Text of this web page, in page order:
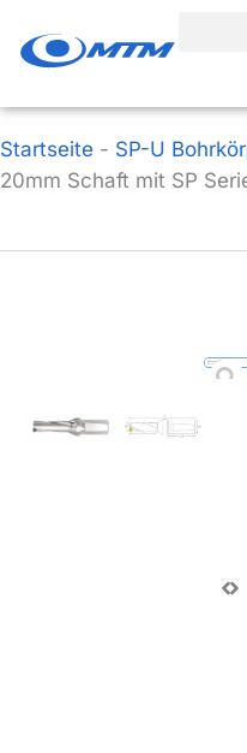
Inhalt
Startseite - SP-U
20mm Schaft mit SP